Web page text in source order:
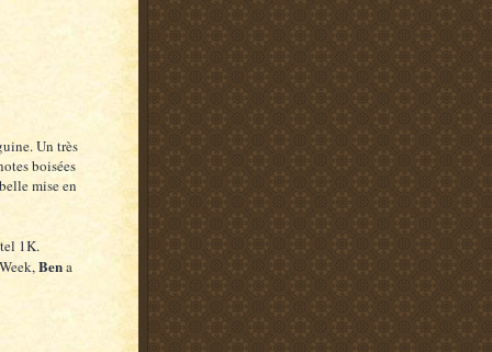
Un très
boisées
mise en
1K.
Bena